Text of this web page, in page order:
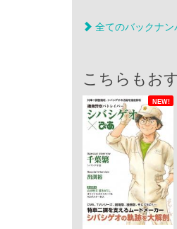
全てのバックナン
こちらもお
NEW!